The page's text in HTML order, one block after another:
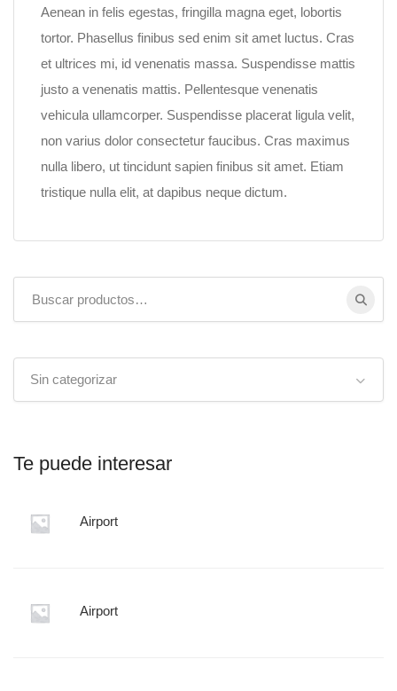
Aenean in felis egestas, fringilla magna eget, lobortis
tortor. Phasellus finibus sed enim sit amet luctus. Cras
et ultrices mi, id venenatis massa. Suspendisse mattis
justo a venenatis mattis. Pellentesque venenatis
vehicula ullamcorper. Suspendisse placerat ligula velit,
non varius dolor consectetur faucibus. Cras maximus
nulla libero, ut tincidunt sapien finibus sit amet. Etiam
tristique nulla elit, at dapibus neque dictum.
Sin categorizar
Te puede interesar
Airport
Airport